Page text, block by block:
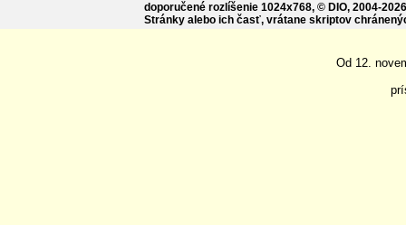
doporučené rozlíšenie 1024x768, © DIO, 2004-
Stránky alebo ich časť, vrátane skriptov
Od 12.